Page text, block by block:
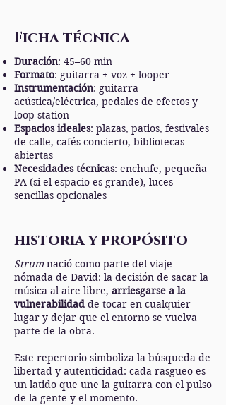
Ficha técnica
Duración: 45–60 min
Formato: guitarra + voz + looper
Instrumentación: guitarra
acústica/eléctrica, pedales de efectos y
loop station
Espacios ideales: plazas, patios, festivales
de calle, cafés-concierto, bibliotecas
abiertas
Necesidades técnicas: enchufe, pequeña
PA (si el espacio es grande), luces
sencillas opcionales
historia y propósito
Strum nació como parte del viaje
nómada de David: la decisión de sacar la
música al aire libre, arriesgarse a la
vulnerabilidad de tocar en cualquier
lugar y dejar que el entorno se vuelva
parte de la obra.
Este repertorio simboliza la búsqueda de
libertad y autenticidad: cada rasgueo es
un latido que une la guitarra con el pulso
de la gente y el momento.